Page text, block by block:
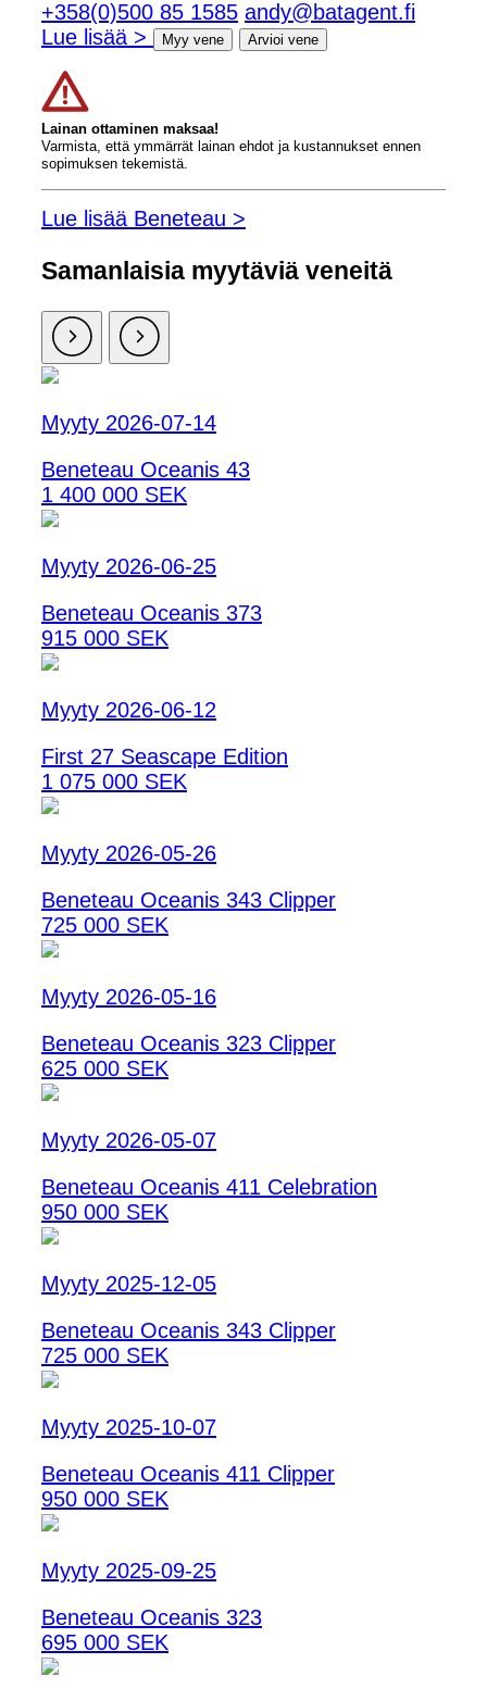
+358(0)500 85 1585 andy@batagent.fi
Lue lisää >
Myy vene Arvioi vene
Lainan ottaminen maksaa!
Varmista, että ymmärrät lainan ehdot ja kustannukset ennen
sopimuksen tekemistä.
Lue lisää Beneteau >
Samanlaisia ​​myytäviä veneitä
Myyty 2026-07-14
Beneteau Oceanis 43
1 400 000 SEK
Myyty 2026-06-25
Beneteau Oceanis 373
915 000 SEK
Myyty 2026-06-12
First 27 Seascape Edition
1 075 000 SEK
Myyty 2026-05-26
Beneteau Oceanis 343 Clipper
725 000 SEK
Myyty 2026-05-16
Beneteau Oceanis 323 Clipper
625 000 SEK
Myyty 2026-05-07
Beneteau Oceanis 411 Celebration
950 000 SEK
Myyty 2025-12-05
Beneteau Oceanis 343 Clipper
725 000 SEK
Myyty 2025-10-07
Beneteau Oceanis 411 Clipper
950 000 SEK
Myyty 2025-09-25
Beneteau Oceanis 323
695 000 SEK